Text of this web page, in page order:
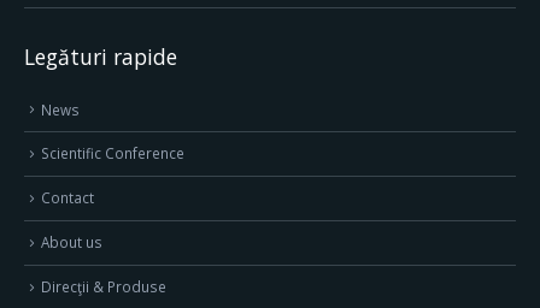
Legături rapide
News
Scientific Conference
Contact
About us
Direcţii & Produse